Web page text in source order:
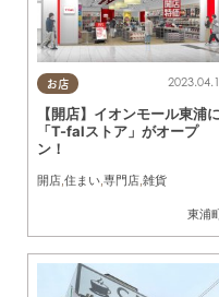
お店
東浦
【開店】イオンモール東浦
「T-falストア」がオープ
ン！
開店 住まい 専門店 雑貨